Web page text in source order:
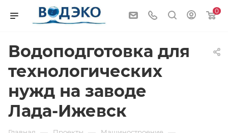
0
Водоподготовка для
технологических
нужд на заводе
Лада-Ижевск